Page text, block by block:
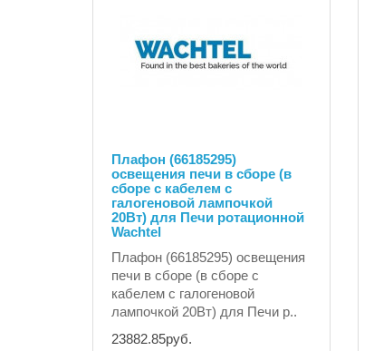
Плафон (66185295)
освещения печи в сборе (в
сборе с кабелем с
галогеновой лампочкой
20Вт) для Печи ротационной
Wachtel
Плафон (66185295) освещения
печи в сборе (в сборе с
кабелем с галогеновой
лампочкой 20Вт) для Печи р..
23882.85руб.